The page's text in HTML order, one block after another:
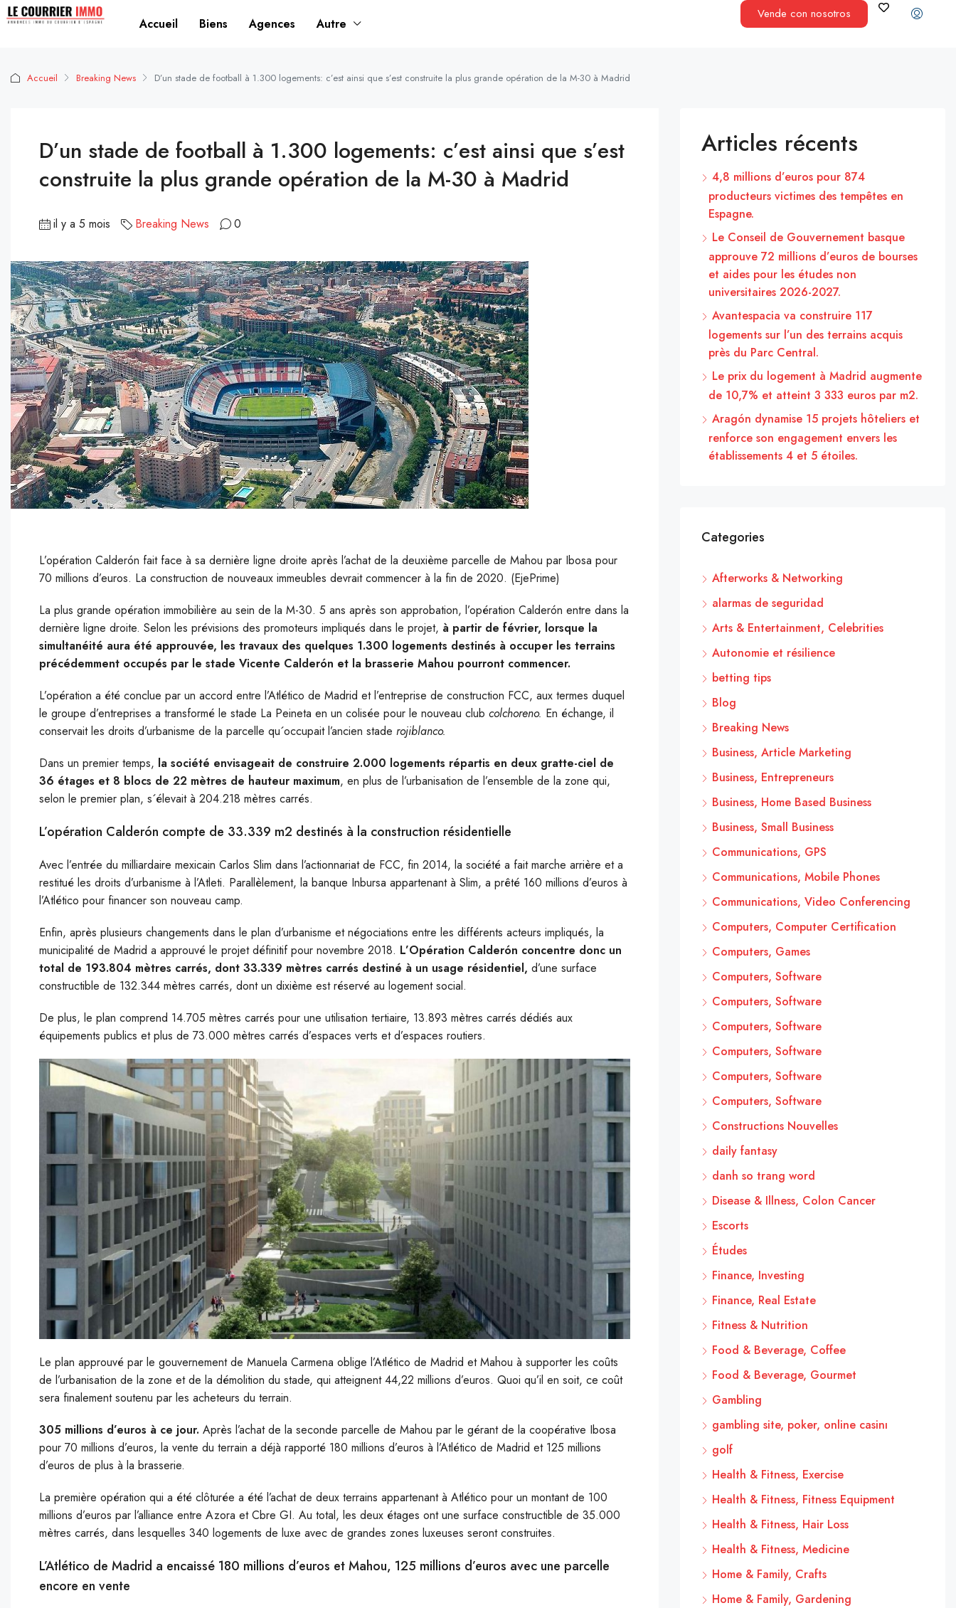
Accueil Biens Agences Autre
Vende con nosotros
Accueil Breaking News D’un stade de football à 1.300 logements: c’est ainsi que s’est construite la plus grande opération de la M-30 à Madrid
D’un stade de football à 1.300 logements: c’est ainsi que s’est
construite la plus grande opération de la M-30 à Madrid
il y a 5 mois Breaking News 0
L’opération Calderón fait face à sa dernière ligne droite après l’achat de la deuxième parcelle de Mahou par Ibosa pour
70 millions d’euros. La construction de nouveaux immeubles devrait commencer à la fin de 2020. (EjePrime)
La plus grande opération immobilière au sein de la M-30. 5 ans après son approbation, l’opération Calderón entre dans la
dernière ligne droite. Selon les prévisions des promoteurs impliqués dans le projet, à partir de février, lorsque la
simultanéité aura été approuvée, les travaux des quelques 1.300 logements destinés à occuper les terrains
précédemment occupés par le stade Vicente Calderón et la brasserie Mahou pourront commencer.
L’opération a été conclue par un accord entre l’Atlético de Madrid et l’entreprise de construction FCC, aux termes duquel
le groupe d’entreprises a transformé le stade La Peineta en un colisée pour le nouveau club colchoreno. En échange, il
conservait les droits d’urbanisme de la parcelle qu´occupait l’ancien stade rojiblanco.
Dans un premier temps, la société envisageait de construire 2.000 logements répartis en deux gratte-ciel de
36 étages et 8 blocs de 22 mètres de hauteur maximum, en plus de l’urbanisation de l’ensemble de la zone qui,
selon le premier plan, s´élevait à 204.218 mètres carrés.
L’opération Calderón compte de 33.339 m2 destinés à la construction résidentielle
Avec l’entrée du milliardaire mexicain Carlos Slim dans l’actionnariat de FCC, fin 2014, la société a fait marche arrière et a
restitué les droits d’urbanisme à l’Atleti. Parallèlement, la banque Inbursa appartenant à Slim, a prêté 160 millions d’euros à
l’Atlético pour financer son nouveau camp.
Enfin, après plusieurs changements dans le plan d’urbanisme et négociations entre les différents acteurs impliqués, la
municipalité de Madrid a approuvé le projet définitif pour novembre 2018. L’Opération Calderón concentre donc un
total de 193.804 mètres carrés, dont 33.339 mètres carrés destiné à un usage résidentiel, d’une surface
constructible de 132.344 mètres carrés, dont un dixième est réservé au logement social.
De plus, le plan comprend 14.705 mètres carrés pour une utilisation tertiaire, 13.893 mètres carrés dédiés aux
équipements publics et plus de 73.000 mètres carrés d’espaces verts et d’espaces routiers.
Le plan approuvé par le gouvernement de Manuela Carmena oblige l’Atlético de Madrid et Mahou à supporter les coûts
de l’urbanisation de la zone et de la démolition du stade, qui atteignent 44,22 millions d’euros. Quoi qu’il en soit, ce coût
sera finalement soutenu par les acheteurs du terrain.
305 millions d’euros à ce jour. Après l’achat de la seconde parcelle de Mahou par le gérant de la coopérative Ibosa
pour 70 millions d’euros, la vente du terrain a déjà rapporté 180 millions d’euros à l’Atlético de Madrid et 125 millions
d’euros de plus à la brasserie.
La première opération qui a été clôturée a été l’achat de deux terrains appartenant à Atlético pour un montant de 100
millions d’euros par l’alliance entre Azora et Cbre GI. Au total, les deux étages ont une surface constructible de 35.000
mètres carrés, dans lesquelles 340 logements de luxe avec de grandes zones luxeuses seront construites.
L’Atlético de Madrid a encaissé 180 millions d’euros et Mahou, 125 millions d’euros avec une parcelle
encore en vente
Articles récents
4,8 millions d’euros pour 874
producteurs victimes des tempêtes en
Espagne.
Le Conseil de Gouvernement basque
approuve 72 millions d’euros de bourses
et aides pour les études non
universitaires 2026-2027.
Avantespacia va construire 117
logements sur l’un des terrains acquis
près du Parc Central.
Le prix du logement à Madrid augmente
de 10,7% et atteint 3 333 euros par m2.
Aragón dynamise 15 projets hôteliers et
renforce son engagement envers les
établissements 4 et 5 étoiles.
Categories
Afterworks & Networking
alarmas de seguridad
Arts & Entertainment, Celebrities
Autonomie et résilience
betting tips
Blog
Breaking News
Business, Article Marketing
Business, Entrepreneurs
Business, Home Based Business
Business, Small Business
Communications, GPS
Communications, Mobile Phones
Communications, Video Conferencing
Computers, Computer Certification
Computers, Games
Computers, Software
Computers, Software
Computers, Software
Computers, Software
Computers, Software
Computers, Software
Constructions Nouvelles
daily fantasy
danh so trang word
Disease & Illness, Colon Cancer
Escorts
Études
Finance, Investing
Finance, Real Estate
Fitness & Nutrition
Food & Beverage, Coffee
Food & Beverage, Gourmet
Gambling
gambling site, poker, online casinı
golf
Health & Fitness, Exercise
Health & Fitness, Fitness Equipment
Health & Fitness, Hair Loss
Health & Fitness, Medicine
Home & Family, Crafts
Home & Family, Gardening